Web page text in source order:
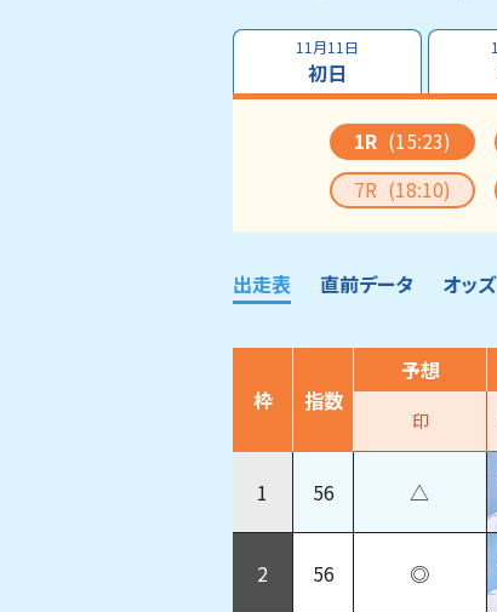
11月11日
初日
1R (15:23)
7R (18:10)
出走表 直前データ オッズ
枠 指数
予想
印
1 56 △
2 56 ◎